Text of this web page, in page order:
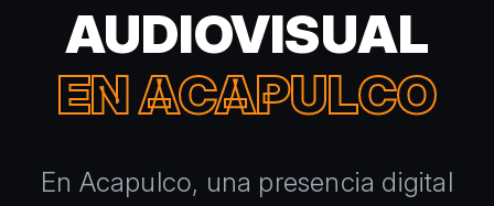
AUDIOVISUAL
EN ACAPULCO
En Acapulco, una presencia digital